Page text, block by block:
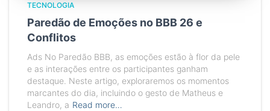
TECNOLOGIA
Paredão de Emoções no BBB 26 e
Conflitos
Ads No Paredão BBB, as emoções estão à flor da pele
e as interações entre os participantes ganham
destaque. Neste artigo, exploraremos os momentos
marcantes do dia, incluindo o gesto de Matheus e
Leandro, a Read more…